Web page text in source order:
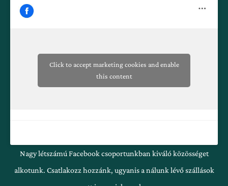
Click to accept marketing cookies and enable
this content
Nagy létszámú Facebook csoportunkban kiváló közösséget
alkotunk. Csatlakozz hozzánk, ugyanis a nálunk lévő szállások